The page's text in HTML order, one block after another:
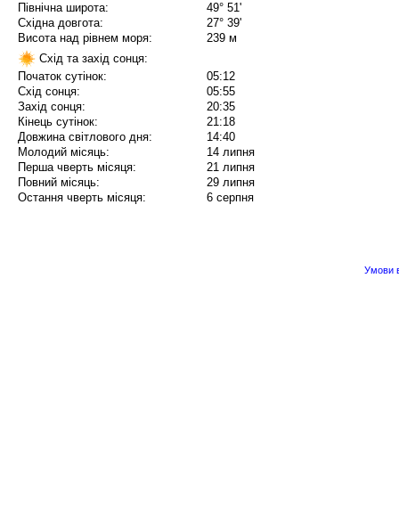
Північна широта:
49° 51'
Східна довгота:
27° 39'
Висота над рівнем моря:
239 м
Схід та захід сонця:
Початок сутінок:
05:12
Схід сонця:
05:55
Захід сонця:
20:35
Кінець сутінок:
21:18
Довжина світлового дня:
14:40
Молодий місяць:
14 липня
Перша чверть місяця:
21 липня
Повний місяць:
29 липня
Остання чверть місяця:
6 серпня
Умови